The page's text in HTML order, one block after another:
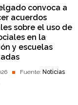
convoca a
acuerdos
sobre el uso de
en la
y escuelas
Fuente: Noticias